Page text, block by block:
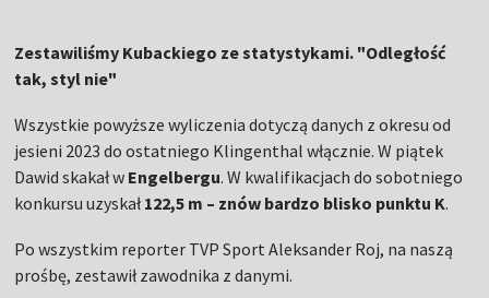
Zestawiliśmy Kubackiego ze statystykami. "Odległość
tak, styl nie"
Wszystkie powyższe wyliczenia dotyczą danych z okresu od
jesieni 2023 do ostatniego Klingenthal włącznie. W piątek
Dawid skakał w Engelbergu. W kwalifikacjach do sobotniego
konkursu uzyskał122,5 m – znów bardzo blisko punktu K.
Po wszystkim reporter TVP Sport Aleksander Roj, na naszą
prośbę, zestawił zawodnika z danymi.